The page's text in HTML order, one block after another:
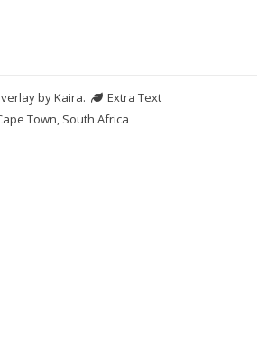
byKaira.
Extra Text
Town, South Africa